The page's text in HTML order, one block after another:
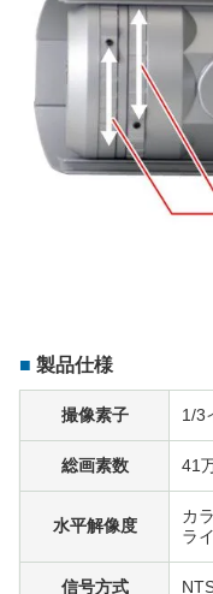
製品仕様
撮像素子 1/3
総画素数 41
水平解像度
カ
ラ
信号方式